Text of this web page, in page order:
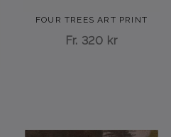
FOUR TREES ART PRINT
Fr. 320 kr